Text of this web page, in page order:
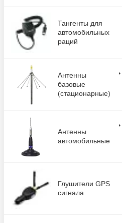
Тангенты для
автомобильных
раций
Антенны
базовые
(стационарные)
Антенны
автомобильные
Глушители GPS
сигнала